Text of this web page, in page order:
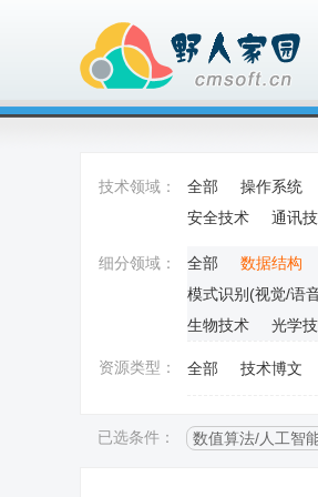
技术领域： 全部 操作系统
安全技术
通讯
细分领域： 全部 数据结构
模式识别(视觉/语
生物技术
光学
资源类型： 全部 技术博文
已选条件： 数值算法/人工智